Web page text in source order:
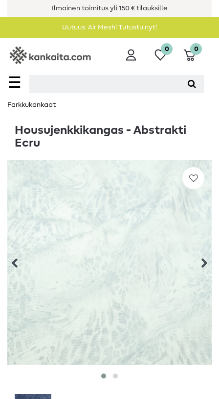
Ilmainen toimitus yli 150 € tilauksille
Uutuus: Air Mesh! Tutustu nyt!
☰
0 0
Farkkukankaat
Housujenkkikangas - Abstrakti
Ecru